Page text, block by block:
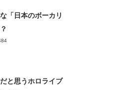
「日本のボーカリ
と思うホロライブ